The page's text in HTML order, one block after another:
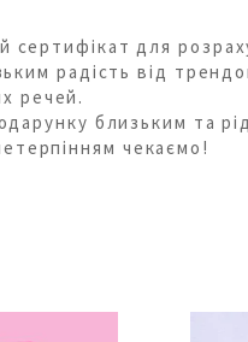
для
радість від
речей.
близьким та
чекаємо!